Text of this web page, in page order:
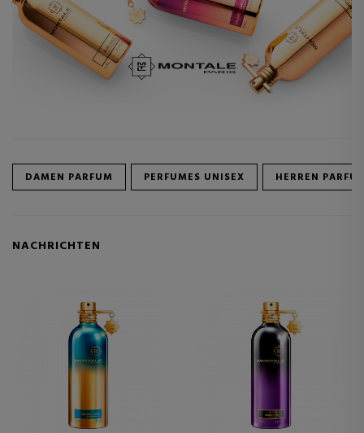
DAMEN PARFUM PERFUMES UNISEX HERREN
NACHRICHTEN